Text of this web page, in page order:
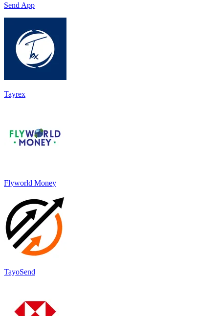
Send App
Tayrex
Flyworld Money
TayoSend